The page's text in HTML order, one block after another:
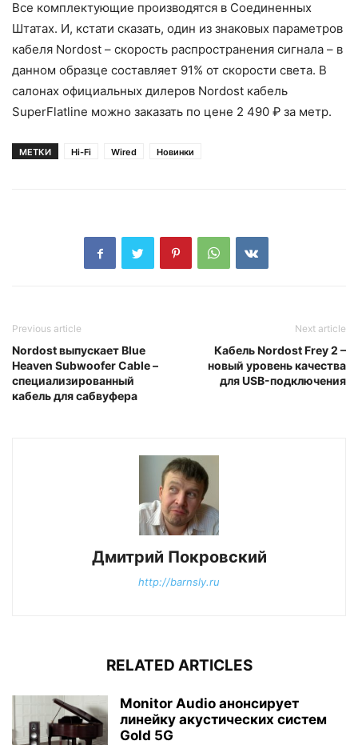
Все комплектующие производятся в Соединенных
Штатах. И, кстати сказать, один из знаковых параметров
кабеля Nordost – скорость распространения сигнала – в
данном образце составляет 91% от скорости света. В
салонах официальных дилеров Nordost кабель
SuperFlatline можно заказать по цене 2 490 ₽ за метр.
МЕТКИ Hi-Fi Wired Новинки
Previous article
Nordost выпускает Blue
Heaven Subwoofer Cable –
специализированный
кабель для сабвуфера
Next article
Кабель Nordost Frey 2 –
новый уровень качества
для USB-подключения
Дмитрий Покровский
http://barnsly.ru
RELATED ARTICLES
Monitor Audio анонсирует
линейку акустических систем
Gold 5G